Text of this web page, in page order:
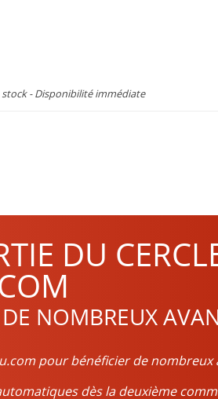
- Disponibilité immédiate
DU
NOMBREUX
pour bénéficier de nombreux
dès la deuxième